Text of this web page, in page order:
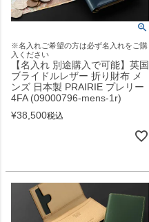
※名入れご希望の方は必ず名入れをご購
入ください
【名入れ 別途購入で可能】英国
ブライドルレザー 折り財布 メ
ンズ 日本製 PRAIRIE プレリー
4FA (09000796-mens-1r)
¥38,500税込